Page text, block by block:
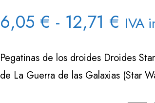
6,05 € - 12,71 €
de
IVA
Pegatinas de los droides Droides
de La Guerra de las Galaxias (Star